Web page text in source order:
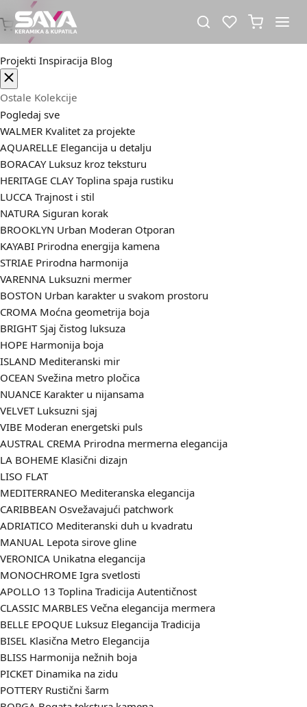
Projekti Inspiracija Blog
Ostale Kolekcije
Pogledaj sve
WALMER Kvalitet za projekte
AQUARELLE Elegancija u detalju
BORACAY Luksuz kroz teksturu
HERITAGE CLAY Toplina spaja rustiku
LUCCA Trajnost i stil
NATURA Siguran korak
BROOKLYN Urban Moderan Otporan
KAYABI Prirodna energija kamena
STRIAE Prirodna harmonija
VARENNA Luksuzni mermer
BOSTON Urban karakter u svakom prostoru
CROMA Moćna geometrija boja
BRIGHT Sjaj čistog luksuza
HOPE Harmonija boja
ISLAND Mediteranski mir
OCEAN Svežina metro pločica
NUANCE Karakter u nijansama
VELVET Luksuzni sjaj
VIBE Moderan energetski puls
AUSTRAL CREMA Prirodna mermerna elegancija
LA BOHEME Klasični dizajn
LISO FLAT
MEDITERRANEO Mediteranska elegancija
CARIBBEAN Osvežavajući patchwork
ADRIATICO Mediteranski duh u kvadratu
MANUAL Lepota sirove gline
VERONICA Unikatna elegancija
MONOCHROME Igra svetlosti
APOLLO 13 Toplina Tradicija Autentičnost
CLASSIC MARBLES Večna elegancija mermera
BELLE EPOQUE Luksuz Elegancija Tradicija
BISEL Klasična Metro Elegancija
BLISS Harmonija nežnih boja
PICKET Dinamika na zidu
POTTERY Rustični šarm